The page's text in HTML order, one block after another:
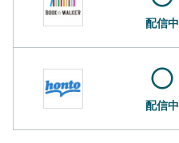
配信中
配信中